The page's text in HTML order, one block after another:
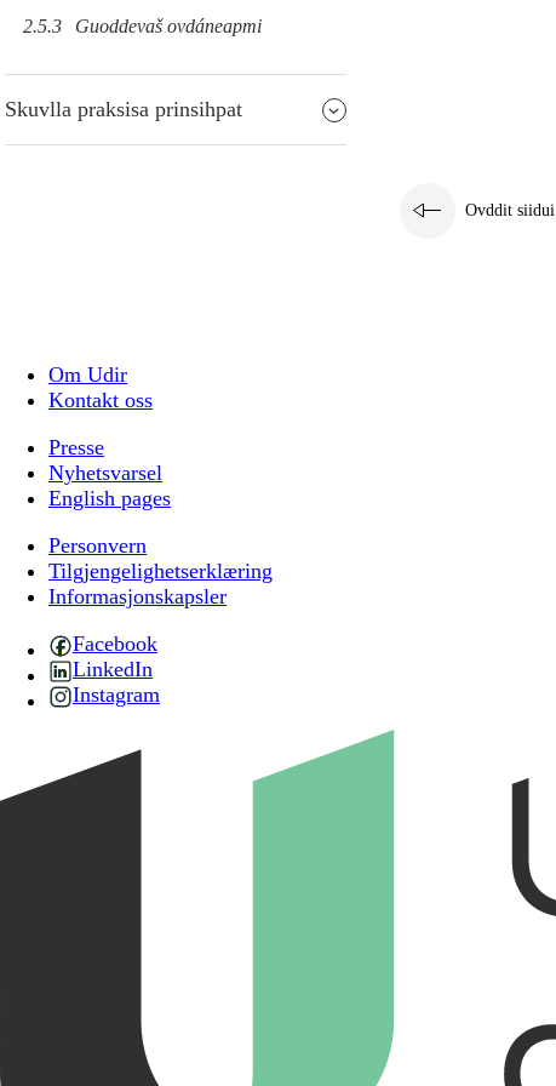
2.5.3 Guoddevaš ovdáneapmi
Skuvlla praksisa prinsihpat
Ovddit siidui
Om Udir
Kontakt oss
Presse
Nyhetsvarsel
English pages
Personvern
Tilgjengelighetserklæring
Informasjonskapsler
Facebook
LinkedIn
Instagram